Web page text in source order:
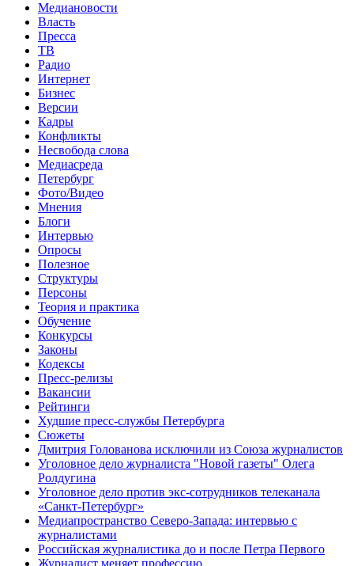
Медиановости
Власть
Пресса
ТВ
Радио
Интернет
Бизнес
Версии
Кадры
Конфликты
Несвобода слова
Медиасреда
Петербург
Фото/Видео
Мнения
Блоги
Интервью
Опросы
Полезное
Структуры
Персоны
Теория и практика
Обучение
Конкурсы
Законы
Кодексы
Пресс-релизы
Вакансии
Рейтинги
Худшие пресс-службы Петербурга
Сюжеты
Дмитрия Голованова исключили из Союза журналистов
Уголовное дело журналиста "Новой газеты" Олега
Ролдугина
Уголовное дело против экс-сотрудников телеканала
«Санкт-Петербург»
Медиапространство Северо-Запада: интервью с
журналистами
Российская журналистика до и после Петра Первого
Журналист меняет профессию